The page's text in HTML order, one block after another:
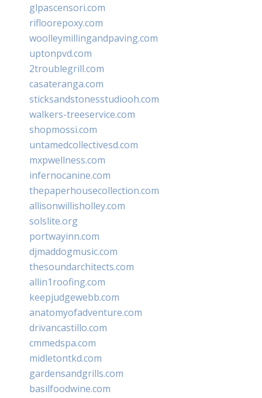
glpascensori.com
rifloorepoxy.com
woolleymillingandpaving.com
uptonpvd.com
2troublegrill.com
casateranga.com
sticksandstonesstudiooh.com
walkers-treeservice.com
shopmossi.com
untamedcollectivesd.com
mxpwellness.com
infernocanine.com
thepaperhousecollection.com
allisonwillisholley.com
solslite.org
portwayinn.com
djmaddogmusic.com
thesoundarchitects.com
allin1roofing.com
keepjudgewebb.com
anatomyofadventure.com
drivancastillo.com
cmmedspa.com
midletontkd.com
gardensandgrills.com
basilfoodwine.com